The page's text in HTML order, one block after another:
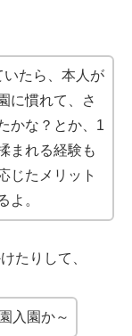
いたら、本人が
に慣れて、さ
かな？とか、1
まれる経験も
じたメリット
よ。
たりして、
入園か～